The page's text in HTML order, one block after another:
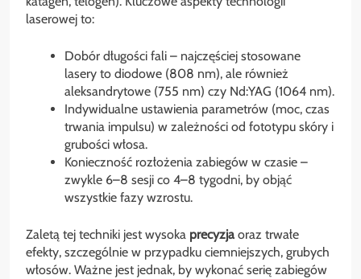
laserowej to:
Dobór długości fali – najczęściej stosowane
lasery to diodowe (808 nm), ale również
aleksandrytowe (755 nm) czy Nd:YAG (1064 nm).
Indywidualne ustawienia parametrów (moc, czas
trwania impulsu) w zależności od fototypu skóry i
grubości włosa.
Konieczność rozłożenia zabiegów w czasie –
zwykle 6–8 sesji co 4–8 tygodni, by objąć
wszystkie fazy wzrostu.
Zaletą tej techniki jest wysoka precyzjaoraz trwałe
efekty, szczególnie w przypadku ciemniejszych, grubych
włosów. Ważne jest jednak, by wykonać serię zabiegów